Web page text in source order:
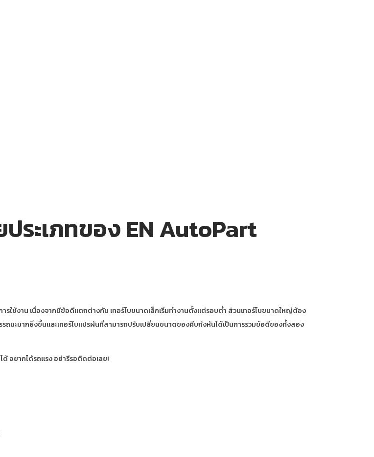
ระเภทของ EN AutoPart
รใช้งาน เนื่องจากมีข้อดีแตกต่างกัน เทอร์โบขนาดเล็กเริ่มทำงานตั้งแต่รอบต่ำ ส่วนเทอร์โบขนาดใหญ่ต้อง
ถนะมากยิ่งขึ้นและเทอร์โบแปรผันที่สามารถปรับเปลี่ยนขนาดของคีบกังหันได้เป็นการรวมข้อดีของทั้งสอง
อยากได้รถแรง อย่ารีรอติดต่อเลย!